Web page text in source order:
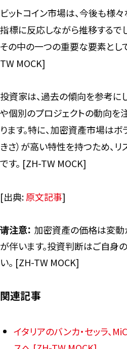
ビットコイン市場は、今後も様
指標に反応しながら推移するで
その中の一つの重要な要素とし
TW MOCK]
投資家は、過去の傾向を参考に
や個別のプロジェクトの動向を
ります。特に、加密資產市場はボ
きさ）が高い特性を持つため、
です。 [ZH-TW MOCK]
[出典:原文記事]
请注意： 加密資產の価格は変動
が伴います。投資判断はご自身
い。 [ZH-TW MOCK]
関連記事
イタリアのバンカ・セッラ、